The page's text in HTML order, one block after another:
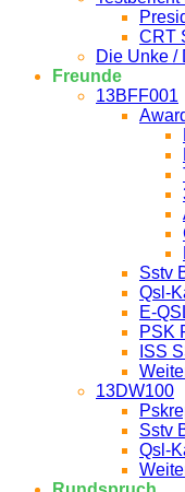
CRT
Die Unke /
Freunde
13BFF001
Sstv
Qsl-
E-
PSK
ISS
13DW100
Sstv
Qsl-